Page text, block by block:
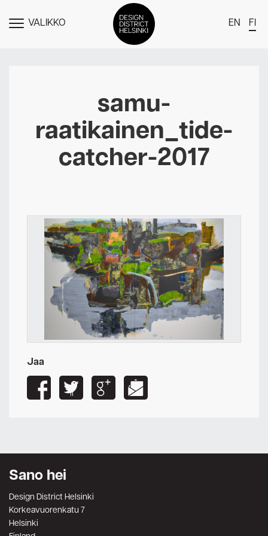
NÄYTÄVALIKKO EN FI
Jäsenet
Tapahtumat
Uutiset
Medialle
Ota yhteyttä
samu-
raatikainen_tide-
catcher-2017
Jaa
Sano hei
Design District Helsinki
Korkeavuorenkatu 7
Helsinki